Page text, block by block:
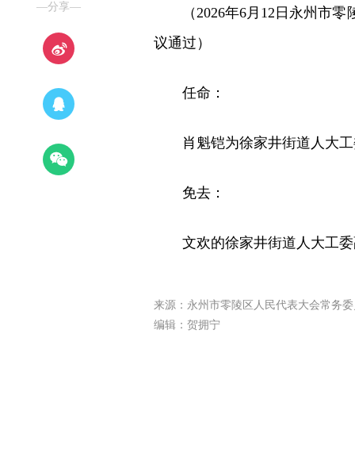
—分享—
（2026年6月12日永州市
议通过）
任命：
肖魁铠为徐家井街道人大
免去：
文欢的徐家井街道人大工
来源：永州市零陵区人民代表大会常务
编辑：贺拥宁